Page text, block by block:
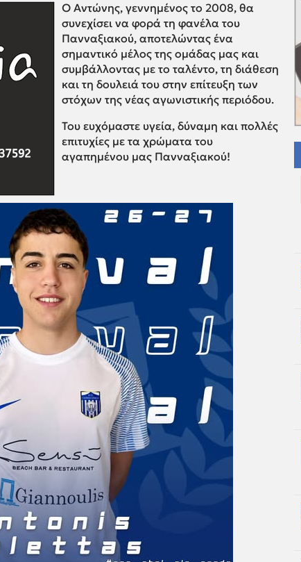
Ο Αντώνης, γεννημένος το 2008, θα
συνεχίσει να φορά τη φανέλα του
Πανναξιακού, αποτελώντας ένα
σημαντικό μέλος της ομάδας μας και
συμβάλλοντας με το ταλέντο, τη διάθεση
και τη δουλειά του στην επίτευξη των
στόχων της νέας αγωνιστικής περιόδου.
Του ευχόμαστε υγεία, δύναμη και πολλές
επιτυχίες με τα χρώματα του
αγαπημένου μας Πανναξιακού!